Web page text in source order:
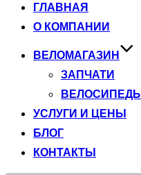
ГЛАВНАЯ
О КОМПАНИИ
ВЕЛОМАГАЗИН
ЗАПЧАТИ
ВЕЛОСИПЕДЫ
УСЛУГИ И ЦЕНЫ
БЛОГ
КОНТАКТЫ